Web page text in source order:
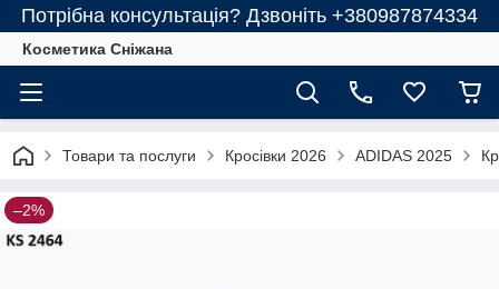
Потрібна консультація? Дзвоніть +380987874334
Косметика Сніжана
Товари та послуги Кросівки 2026 ADIDAS 2025
–2%